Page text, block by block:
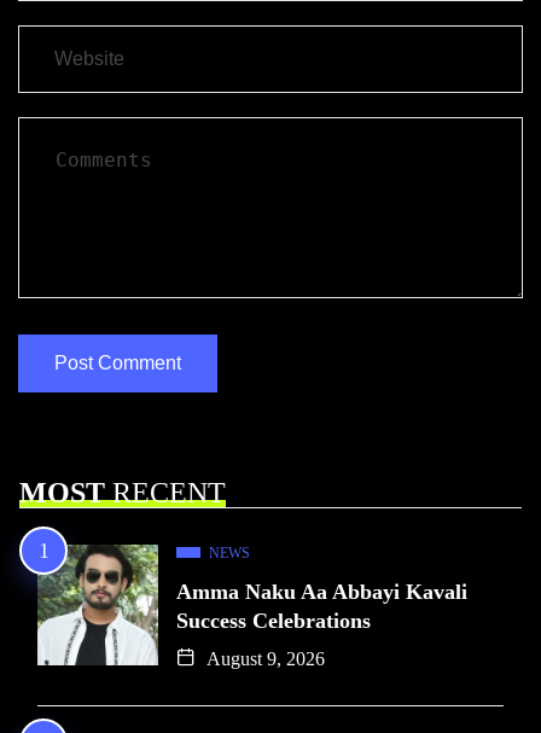
MOSTRECENT
NEWS
Amma Naku Aa Abbayi Kavali
Success Celebrations
August 9, 2026